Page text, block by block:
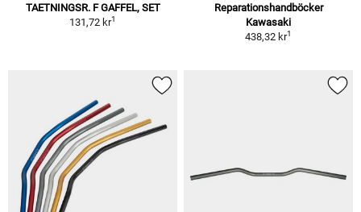
TAETNINGSR. F GAFFEL, SET
131,72 kr1
Reparationshandböcker
Kawasaki
438,32 kr1